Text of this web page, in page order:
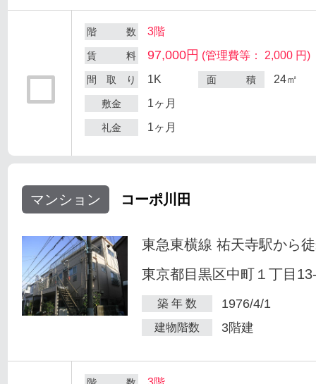
階 数 3階
賃 料 97,000円 (管理費等： 2,000 円)
間 取 り 1K 面 積 24㎡
敷金 1ヶ月
礼金 1ヶ月
マンション コーポ川田
東急東横線 祐天寺駅から
東京都目黒区中町１丁目
築 年 数 1976/4/1
建物階数 3階建